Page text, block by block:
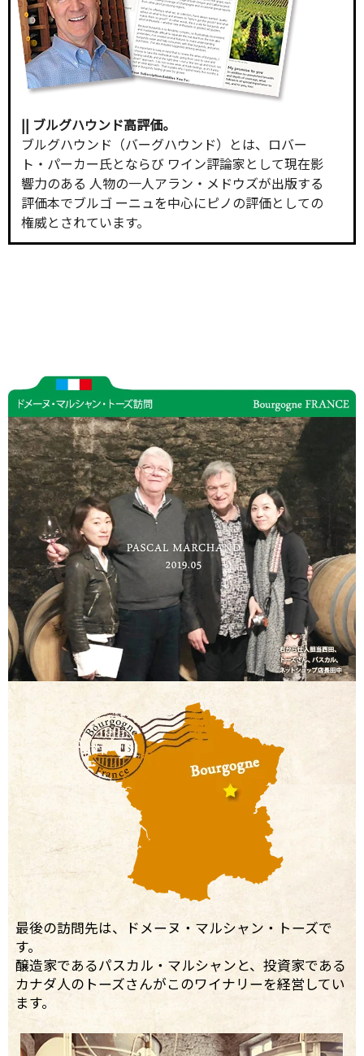
|| ブルグハウンド高評価。
ブルグハウンド（バーグハウンド）とは、ロバー
ト・パーカー氏とならび ワイン評論家として現在影
響力のある 人物の一人アラン・メドウズが出版する
評価本でブルゴ ーニュを中心にピノの評価としての
権威とされています。
最後の訪問先は、ドメーヌ・マルシャン・トーズで
す。
醸造家であるパスカル・マルシャンと、投資家である
カナダ人のトーズさんがこのワイナリーを経営してい
ます。